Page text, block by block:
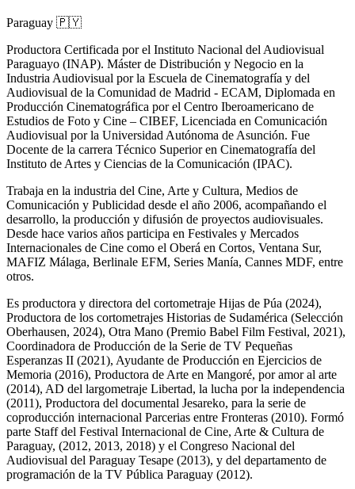
Paraguay 🇵🇾
Productora Certificada por el Instituto Nacional del Audiovisual
Paraguayo (INAP). Máster de Distribución y Negocio en la
Industria Audiovisual por la Escuela de Cinematografía y del
Audiovisual de la Comunidad de Madrid - ECAM, Diplomada en
Producción Cinematográfica por el Centro Iberoamericano de
Estudios de Foto y Cine – CIBEF, Licenciada en Comunicación
Audiovisual por la Universidad Autónoma de Asunción. Fue
Docente de la carrera Técnico Superior en Cinematografía del
Instituto de Artes y Ciencias de la Comunicación (IPAC).
Trabaja en la industria del Cine, Arte y Cultura, Medios de
Comunicación y Publicidad desde el año 2006, acompañando el
desarrollo, la producción y difusión de proyectos audiovisuales.
Desde hace varios años participa en Festivales y Mercados
Internacionales de Cine como el Oberá en Cortos, Ventana Sur,
MAFIZ Málaga, Berlinale EFM, Series Manía, Cannes MDF, entre
otros.
Es productora y directora del cortometraje Hijas de Púa (2024),
Productora de los cortometrajes Historias de Sudamérica (Selección
Oberhausen, 2024), Otra Mano (Premio Babel Film Festival, 2021),
Coordinadora de Producción de la Serie de TV Pequeñas
Esperanzas II (2021), Ayudante de Producción en Ejercicios de
Memoria (2016), Productora de Arte en Mangoré, por amor al arte
(2014), AD del largometraje Libertad, la lucha por la independencia
(2011), Productora del documental Jesareko, para la serie de
coproducción internacional Parcerias entre Fronteras (2010). Formó
parte Staff del Festival Internacional de Cine, Arte & Cultura de
Paraguay, (2012, 2013, 2018) y el Congreso Nacional del
Audiovisual del Paraguay Tesape (2013), y del departamento de
programación de la TV Pública Paraguay (2012).